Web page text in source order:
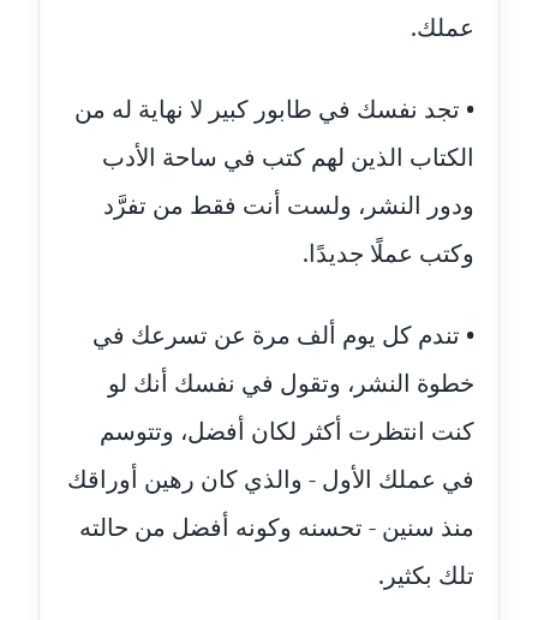
مدونة أشرف القط
مدونة اشرف الكرم
عاملة
مدونة السيده فوزي
عاملة
مدونة آمال صالح
عاملة
معلق
عملك.
• تجد نفسك في طابور كبير لا نهاية له من
الكتاب الذين لهم كتب في ساحة الأدب
ودور النشر، ولست أنت فقط من تفرَّد
وكتب عملًا جديدًا.
• تندم كل يوم ألف مرة عن تسرعك في
خطوة النشر، وتقول في نفسك أنك لو
كنت انتظرت أكثر لكان أفضل، وتتوسم
في عملك الأول - والذي كان رهين أوراقك
منذ سنين - تحسنه وكونه أفضل من حالته
تلك بكثير.